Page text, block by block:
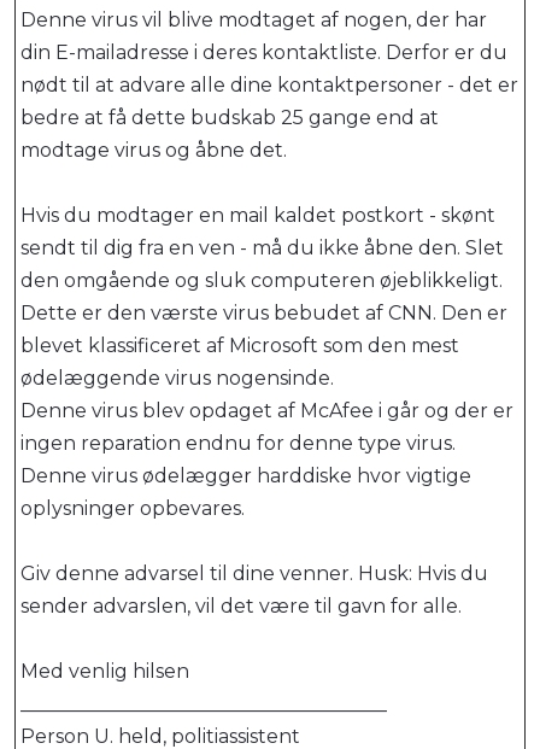
Denne virus vil blive modtaget af nogen, der har
din E-mailadresse i deres kontaktliste. Derfor er du
nødt til at advare alle dine kontaktpersoner - det er
bedre at få dette budskab 25 gange end at
modtage virus og åbne det.
Hvis du modtager en mail kaldet postkort - skønt
sendt til dig fra en ven - må du ikke åbne den. Slet
den omgående og sluk computeren øjeblikkeligt.
Dette er den værste virus bebudet af CNN. Den er
blevet klassificeret af Microsoft som den mest
ødelæggende virus nogensinde.
Denne virus blev opdaget af McAfee i går og der er
ingen reparation endnu for denne type virus.
Denne virus ødelægger harddiske hvor vigtige
oplysninger opbevares.
Giv denne advarsel til dine venner. Husk: Hvis du
sender advarslen, vil det være til gavn for alle.
Med venlig hilsen
Person U. held, politiassistent